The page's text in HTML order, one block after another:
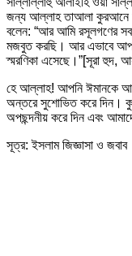
জন্য আল্লাহ তাআলা কুরআনে
বলেন: “আর আমি রসূলগণের
মজবুত করছি। আর এভাবে
স্মরণিকা এসেছে।”[সূরা হুদ,
হে আল্লাহ! আপনি ঈমানকে
অন্তরে সুশোভিত করে দিন।
অপছন্দনীয় করে দিন এবং
সূত্র:ইসলাম জিজ্ঞাসা ও জবাব